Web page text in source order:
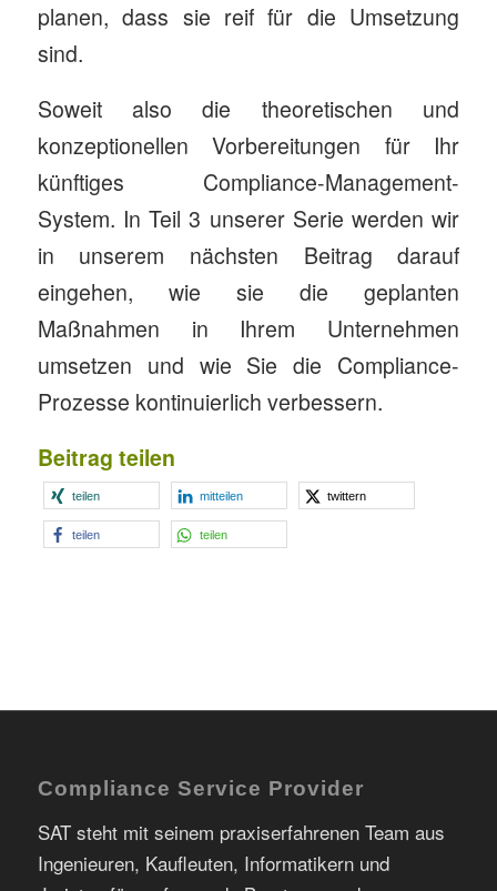
planen, dass sie reif für die Umsetzung
sind.
Soweit also die theoretischen und
konzeptionellen Vorbereitungen für Ihr
künftiges Compliance-Management-
System. In Teil 3 unserer Serie werden wir
in unserem nächsten Beitrag darauf
eingehen, wie sie die geplanten
Maßnahmen in Ihrem Unternehmen
umsetzen und wie Sie die Compliance-
Prozesse kontinuierlich verbessern.
Beitrag teilen
teilen mitteilen twittern
teilen teilen
Compliance Service Provider
SAT steht mit seinem praxiserfahrenen Team aus
Ingenieuren, Kaufleuten, Informatikern und